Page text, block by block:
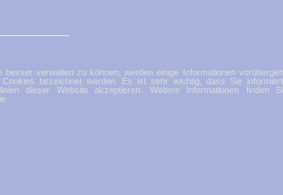
Unsere Trainer
besser verwalten zu können, werden einige Informationen
bezeichnet werden. Es ist sehr wichtig, dass Sie
dieser Website akzeptieren. Weitere Informationen finden